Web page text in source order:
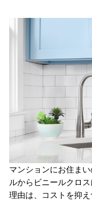
マンションにお住ま
ルから ビニールクロス
理由は、コストを抑